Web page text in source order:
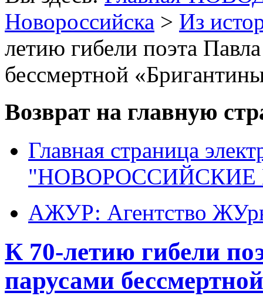
Новороссийска > Из
летию гибели поэта
бессмертной
Возврат на главную
Главная страница
"НОВОРОССИЙСКИЕ
АЖУР: Агентство
К 70-летию гибели
парусами